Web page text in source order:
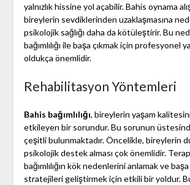
yalnızlık hissine yol açabilir. Bahis oynama
bireylerin sevdiklerinden uzaklaşmasına
psikolojik sağlığı daha da kötüleştirir. Bu
bağımlılığı ile başa çıkmak için profesyonel
oldukça önemlidir.
Rehabilitasyon Yöntemleri
Bahis bağımlılığı, bireylerin yaşam
etkileyen bir sorundur. Bu sorunun
çeşitli bulunmaktadır. Öncelikle, bireylerin
psikolojik destek alması çok önemlidir.
bağımlılığın kök nedenlerini anlamak ve başa
stratejileri geliştirmek için etkili bir yoldur.